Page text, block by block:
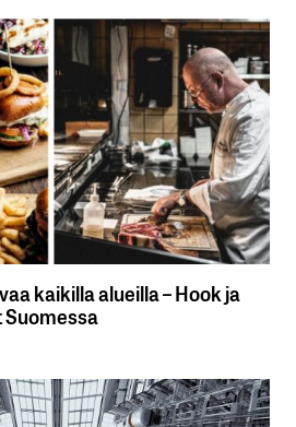
kaikilla alueilla – Hook ja
Suomessa